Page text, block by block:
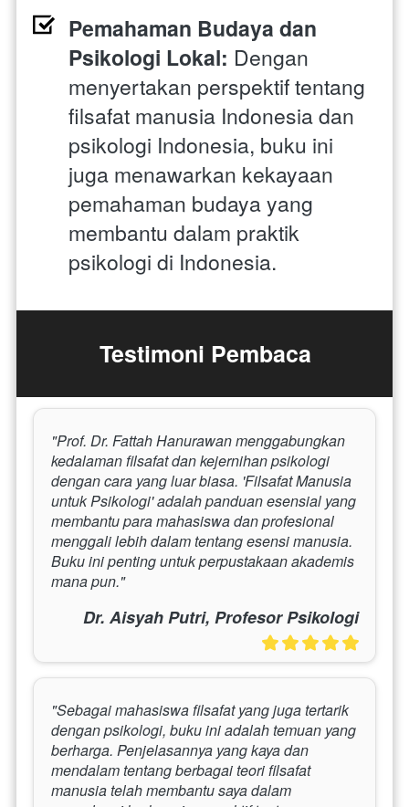
Pemahaman Budaya dan
Psikologi Lokal: Dengan
menyertakan perspektif tentang
filsafat manusia Indonesia dan
psikologi Indonesia, buku ini
juga menawarkan kekayaan
pemahaman budaya yang
membantu dalam praktik
psikologi di Indonesia.
Testimoni Pembaca
"Prof. Dr. Fattah Hanurawan menggabungkan
kedalaman filsafat dan kejernihan psikologi
dengan cara yang luar biasa. 'Filsafat Manusia
untuk Psikologi' adalah panduan esensial yang
membantu para mahasiswa dan profesional
menggali lebih dalam tentang esensi manusia.
Buku ini penting untuk perpustakaan akademis
mana pun."
Dr. Aisyah Putri, Profesor Psikologi
"Sebagai mahasiswa filsafat yang juga tertarik
dengan psikologi, buku ini adalah temuan yang
berharga. Penjelasannya yang kaya dan
mendalam tentang berbagai teori filsafat
manusia telah membantu saya dalam